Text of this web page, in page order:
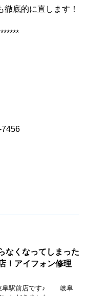
底的に直します！
7456
なくなってしまった
！アイフォン修理
阜駅前店です♪ 岐阜